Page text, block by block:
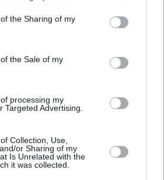
the Sharing of my
the Sale of my
processing my
Targeted Advertising.
Collection, Use,
or Sharing of my
Is Unrelated with the
it was collected.